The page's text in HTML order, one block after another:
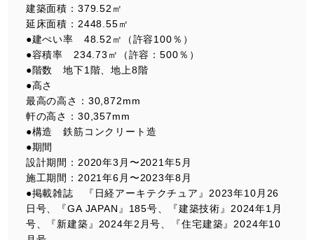
建築面積：379.52㎡
延床面積：2448.55㎡
●建ぺい率 48.52㎡（許容100％）
●容積率 234.73㎡（許容：500％）
●階数 地下1階、地上8階
●高さ
最高の高さ：30,872mm
軒の高さ：30,357mm
●構造 鉄筋コンクリート造
●期間
設計期間：2020年3月〜2021年5月
施工期間：2021年6月〜2023年8月
●掲載雑誌 『日経アーキテクチュア』2023年10月26
日号、『GA JAPAN』185号、『建築技術』2024年1月
号、『新建築』2024年2月号、『住宅建築』2024年10